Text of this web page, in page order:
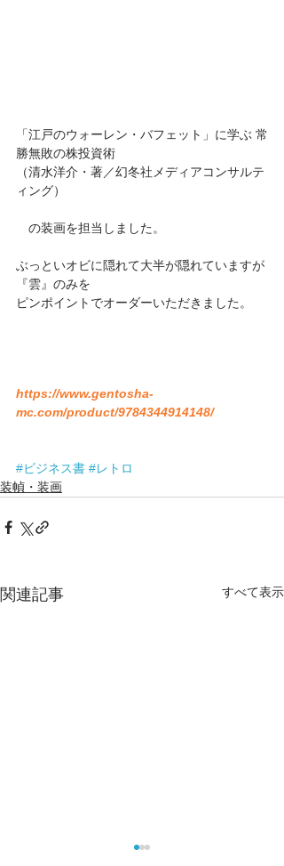
「江戸のウォーレン・バフェット」に学ぶ 常
勝無敗の株投資術
（清水洋介・著／幻冬社メディアコンサルテ
ィング）
の装画を担当しました。
ぶっといオビに隠れて大半が隠れていますが
『雲』のみを
ピンポイントでオーダーいただきました。
https://www.gentosha-
mc.com/product/9784344914148/
#ビジネス書 #レトロ
装幀・装画
関連記事 すべて表示